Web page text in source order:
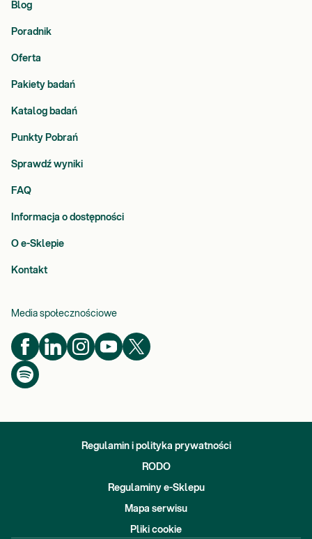
Blog
Poradnik
Oferta
Pakiety badań
Katalog badań
Punkty Pobrań
Sprawdź wyniki
FAQ
Informacja o dostępności
O e-Sklepie
Kontakt
Media społecznościowe
Regulamin i polityka prywatności
RODO
Regulaminy e-Sklepu
Mapa serwisu
Pliki cookie